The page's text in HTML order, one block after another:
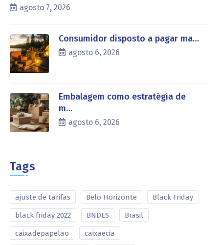
agosto 7, 2026
Consumidor disposto a pagar ma…
agosto 6, 2026
Embalagem como estratégia de
m…
agosto 6, 2026
Tags
ajuste de tarifas Belo Horizonte Black Friday
black friday 2022 BNDES Brasil
caixadepapelao caixaecia